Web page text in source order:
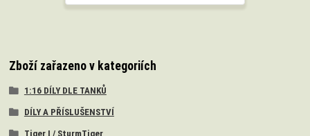
Zboží zařazeno v kategoriích
1:16 DÍLY DLE TANKŮ
DÍLY A PŘÍSLUŠENSTVÍ
Tiger I / SturmTiger